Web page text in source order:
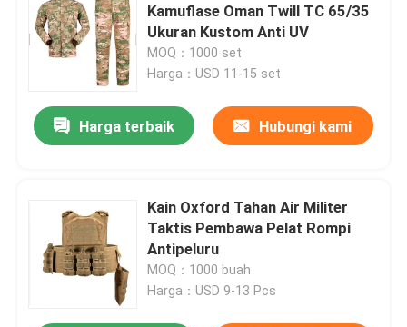
Kamuflase Oman Twill TC 65/35
Ukuran Kustom Anti UV
MOQ：1000 set
Harga：USD 11-15 set
Harga terbaik Hubungi kami
Kain Oxford Tahan Air Militer
Taktis Pembawa Pelat Rompi
Antipeluru
MOQ：1000 buah
Harga：USD 9-13 Pcs